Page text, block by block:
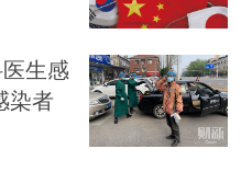
生感
染者